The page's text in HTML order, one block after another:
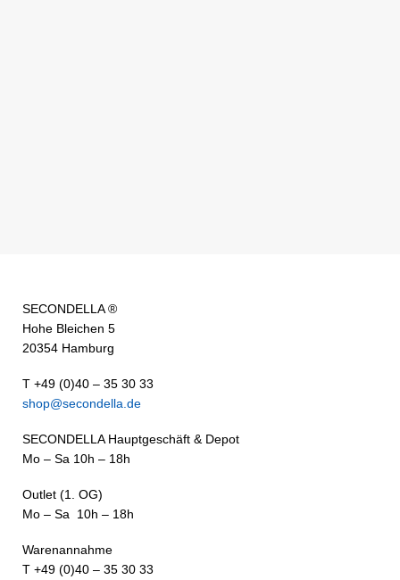
SECONDELLA ®
Hohe Bleichen 5
20354 Hamburg
T +49 (0)40 – 35 30 33
shop@secondella.de
SECONDELLA Hauptgeschäft & Depot
Mo – Sa 10h – 18h
Outlet (1. OG)
Mo – Sa 10h – 18h
Warenannahme
T +49 (0)40 – 35 30 33